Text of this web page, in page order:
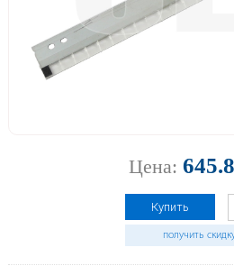
Цена:
Купить
получить